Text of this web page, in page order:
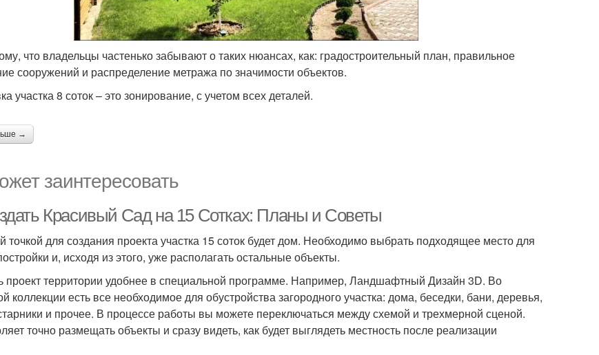
что владельцы частенько забывают о таких нюансах, как: градостроительный план, правильное
сооружений и распределение метража по значимости объектов.
участка 8 соток – это зонирование, с учетом всех деталей.
→
заинтересовать
Красивый Сад на 15 Сотках: Планы и Советы
точкой для создания проекта участка 15 соток будет дом. Необходимо выбрать подходящее место для
и, исходя из этого, уже располагать остальные объекты.
проект территории удобнее в специальной программе. Например, Ландшафтный Дизайн 3D. Во
коллекции есть все необходимое для обустройства загородного участка: дома, беседки, бани, деревья,
и прочее. В процессе работы вы можете переключаться между схемой и трехмерной сценой.
точно размещать объекты и сразу видеть, как будет выглядеть местность после реализации